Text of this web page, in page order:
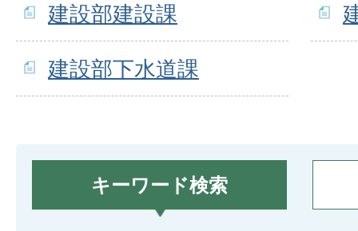
建設部建設課
建設部下水道課
キーワード検索